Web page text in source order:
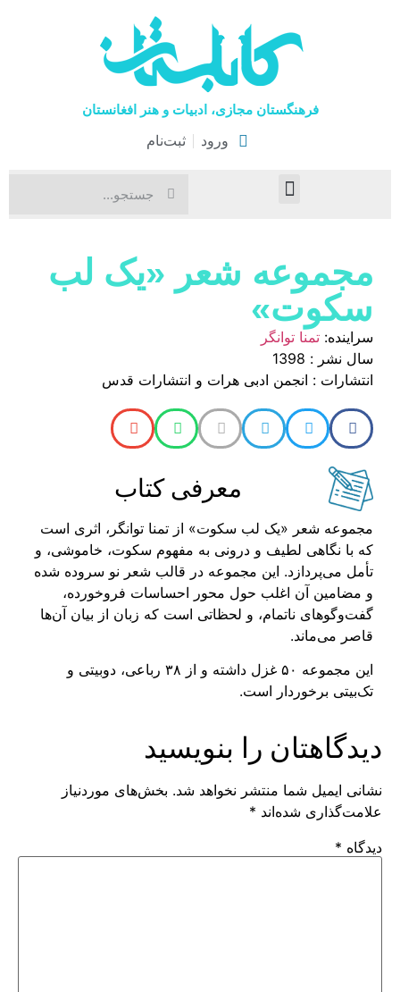
فرهنگستان مجازی، ادبیات و هنر افغانستان
ورود ثبت‌نام
مجموعه شعر «یک لب
سکوت»
سراینده: تمنا توانگر
سال نشر : 1398
انتشارات : انجمن ادبی هرات و انتشارات قدس
معرفی کتاب
مجموعه شعر «یک لب سکوت» از تمنا توانگر، اثری است
که با نگاهی لطیف و درونی به مفهوم سکوت، خاموشی، و
تأمل می‌پردازد. این مجموعه در قالب شعر نو سروده شده
و مضامین آن اغلب حول محور احساسات فروخورده،
گفت‌و‌گوهای ناتمام، و لحظاتی است که زبان از بیان آن‌ها
قاصر می‌ماند.
این مجموعه ۵۰ غزل داشته و از ۳۸ رباعی، دوبیتی و
تک‌بیتی برخوردار است.
دیدگاهتان را بنویسید
نشانی ایمیل شما منتشر نخواهد شد. بخش‌های موردنیاز
علامت‌گذاری شده‌اند *
دیدگاه *